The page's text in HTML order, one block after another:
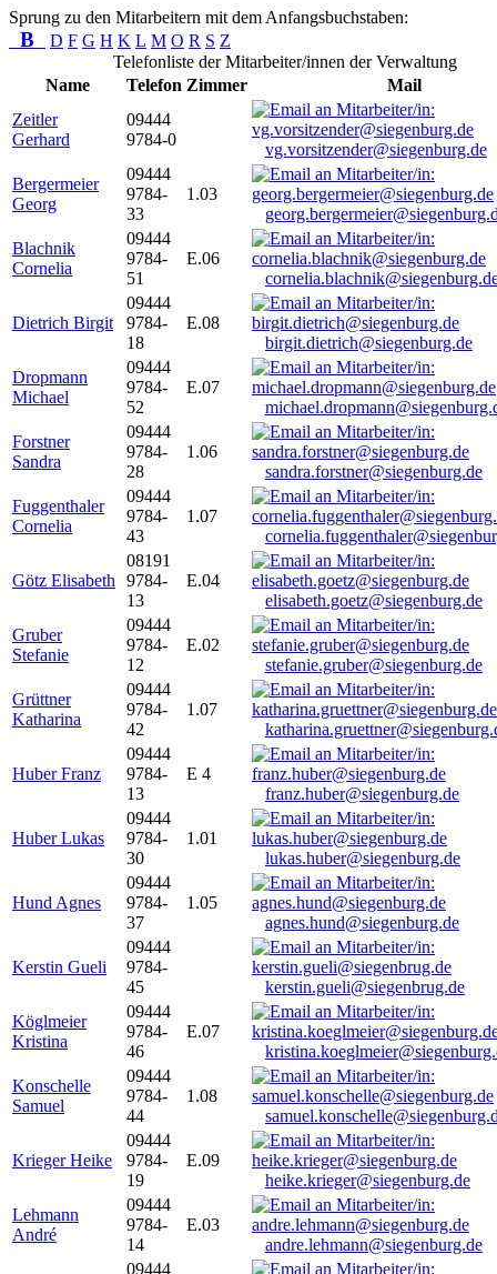
Sprung zu den Mitarbeitern mit dem Anfangsbuchstaben:
B D F G H K L M O R S Z
Telefonliste der Mitarbeiter/innen der Verwaltung
Name
Telefon Zimmer
Mail
Zeitler
Gerhard
09444
9784-0
vg.vorsitzender@siegenburg.de
Bergermeier
Georg
09444
9784-
33
1.03
Blachnik
Cornelia
09444
9784-
51
E.06
Dietrich Birgit
09444
9784-
18
E.08
birgit.dietrich@siegenburg.de
Dropmann
Michael
09444
9784-
52
E.07
Forstner
Sandra
09444
9784-
28
1.06
sandra.forstner@siegenburg.de
Fuggenthaler
Cornelia
09444
9784-
43
1.07
Götz Elisabeth
08191
9784-
13
E.04
elisabeth.goetz@siegenburg.de
Gruber
Stefanie
09444
9784-
12
E.02
stefanie.gruber@siegenburg.de
Grüttner
Katharina
09444
9784-
42
1.07
Huber Franz
09444
9784-
13
E 4
franz.huber@siegenburg.de
Huber Lukas
09444
9784-
30
1.01
lukas.huber@siegenburg.de
Hund Agnes
09444
9784-
37
1.05
agnes.hund@siegenburg.de
Kerstin Gueli
09444
9784-
45
kerstin.gueli@siegenbrug.de
Köglmeier
Kristina
09444
9784-
46
E.07
Konschelle
Samuel
09444
9784-
44
1.08
Krieger Heike
09444
9784-
19
E.09
heike.krieger@siegenburg.de
Lehmann
André
09444
9784-
14
E.03
andre.lehmann@siegenburg.de
09444